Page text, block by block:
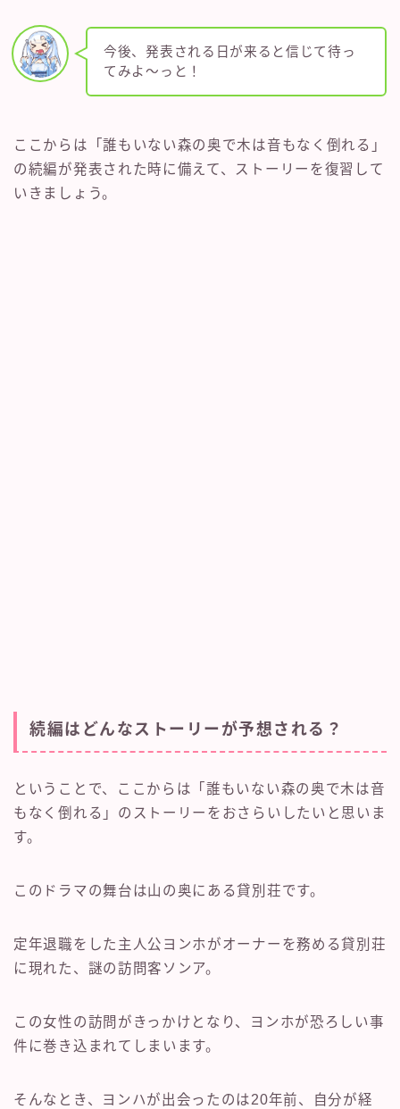
今後、発表される日が来ると信じて待っ
てみよ〜っと！
ここからは「誰もいない森の奥で木は音もなく倒れる」
の続編が発表された時に備えて、ストーリーを復習して
いきましょう。
続編はどんなストーリーが予想される？
ということで、ここからは「誰もいない森の奥で木は音
もなく倒れる」のストーリーをおさらいしたいと思いま
す。
このドラマの舞台は山の奥にある貸別荘です。
定年退職をした主人公ヨンホがオーナーを務める貸別荘
に現れた、謎の訪問客ソンア。
この女性の訪問がきっかけとなり、ヨンホが恐ろしい事
件に巻き込まれてしまいます。
そんなとき、ヨンハが出会ったのは20年前、自分が経